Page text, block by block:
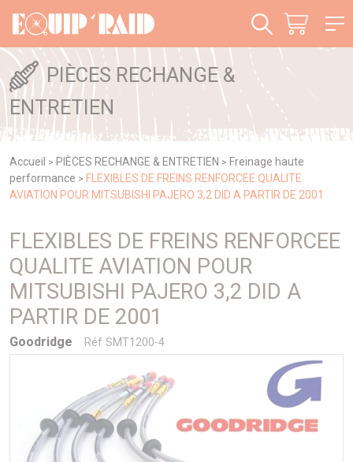
PIÈCES RECHANGE &
ENTRETIEN
Accueil > PIÈCES RECHANGE & ENTRETIEN > Freinage haute
performance > FLEXIBLES DE FREINS RENFORCEE QUALITE
AVIATION POUR MITSUBISHI PAJERO 3,2 DID A PARTIR DE 2001
FLEXIBLES DE FREINS RENFORCEE
QUALITE AVIATION POUR
MITSUBISHI PAJERO 3,2 DID A
PARTIR DE 2001
Goodridge Réf SMT1200-4
Panneau de gestion des cookies